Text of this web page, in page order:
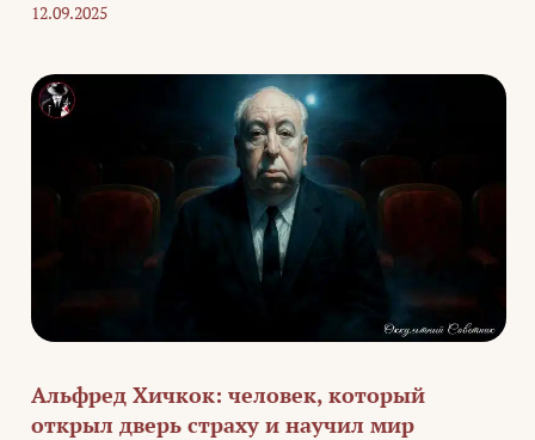
12.09.2025
Альфред Хичкок: человек, который
открыл дверь страху и научил мир